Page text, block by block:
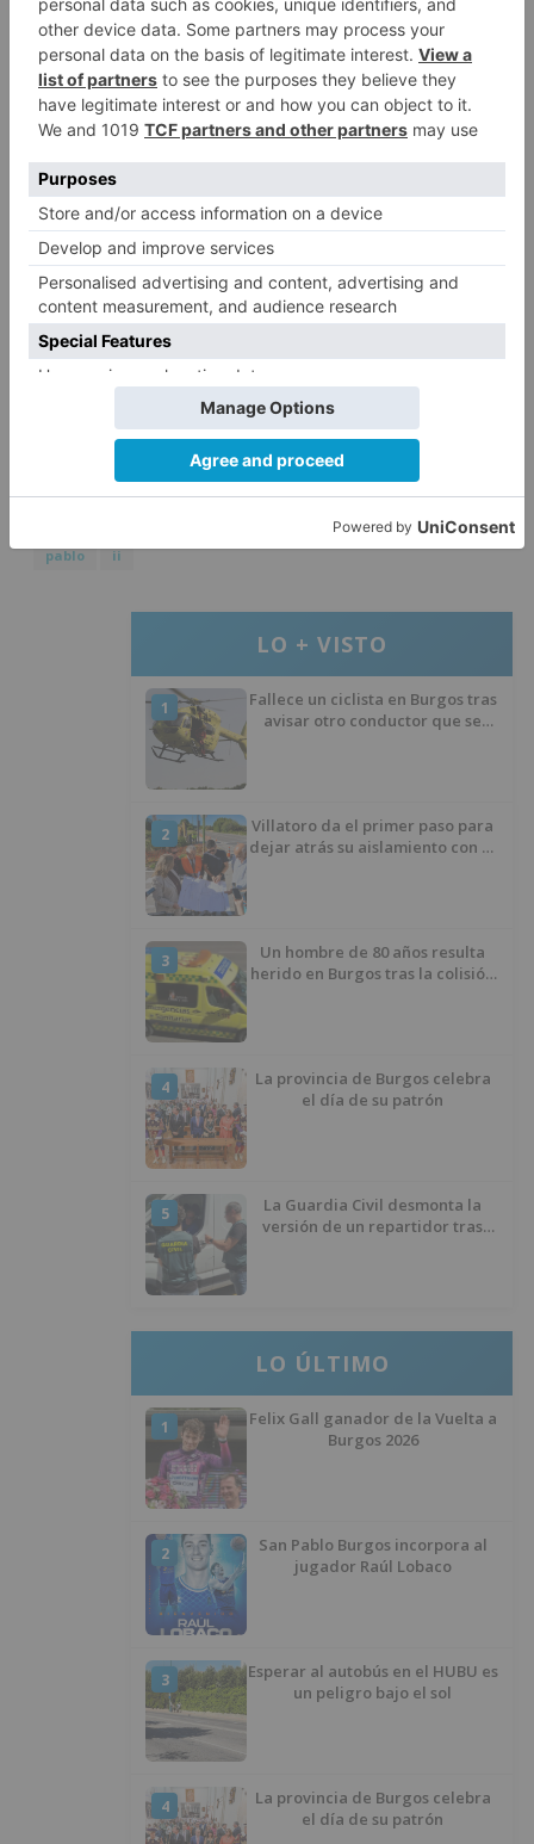
Al concluir la celebración, el párroco, Julián
Palencia, visiblemente emocionado, ha
subrayado que «ahora este trocito de tierra es el
lugar que tenemos que llenar de la gloria de
Dios». Ha agradecido a todas las personas que
han permitido llevar adelante el proyecto y ha
animado a la edificación de «una comunidad
cristiana, verdadera parroquia»: «Pasaos por
San Juan Pablo II, merece la pena», ha pedido
anunciar a sus feligreses.
parroquia san
juan
pablo
ii
LO + VISTO
1
Fallece un ciclista en Burgos tras
avisar otro conductor que se
2
Villatoro da el primer paso para
dejar atrás su aislamiento con el
3
Un hombre de 80 años resulta
herido en Burgos tras la colisión
4
La provincia de Burgos celebra
el día de su patrón
5
La Guardia Civil desmonta la
versión de un repartidor tras
LO ÚLTIMO
1
Felix Gall ganador de la Vuelta a
Burgos 2026
2
San Pablo Burgos incorpora al
jugador Raúl Lobaco
3
Esperar al autobús en el HUBU es
un peligro bajo el sol
4
La provincia de Burgos celebra
el día de su patrón